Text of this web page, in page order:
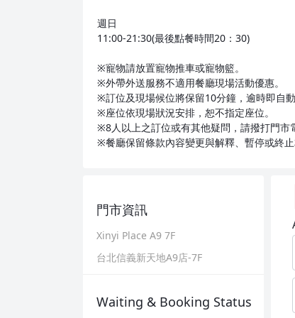
週日
11:00-21:30(最後點餐時間20：30)
※寵物請放置寵物推車或寵物籃。
※外帶外送服務不適用餐廳現場活動優惠。
※訂位及現場候位將保留10分鐘，逾時即自
※座位依現場狀況安排，恕不指定座位。
※8人以上之訂位或有其他疑問，請撥打門市
※餐廳保留條款內容變更與解釋、暫停或終止
門市資訊
Xinyi Place A9 7F
台北信義新天地A9店-7F
Waiting & Booking Status